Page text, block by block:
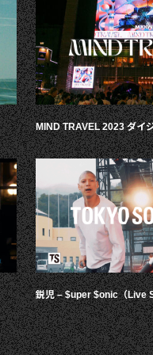
MIND TRAVEL 2023 ダイ
鋭児 – $uper $onic（Live